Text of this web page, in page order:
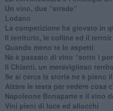
​Un vino, due “strade”
Lodano
​La competizione ha giovato in
Il territorio, le colline ed il terroir
Quando meno te lo aspetti
​Ne è passato di vino “sotto i
​Il Chianti, un meraviglioso
​Se si cerca la storia ne è pieno
Alzare le testa per vedere cosa
​Napoleone Bonaparte e il vino
Vini pieni di luce ed allocchi